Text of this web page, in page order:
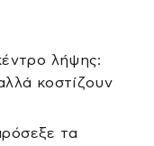
λήψης:
κοστίζουν
τα